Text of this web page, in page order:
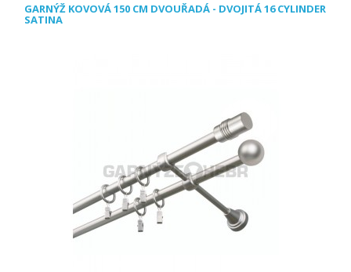
GARNÝŽ KOVOVÁ 150 CM DVOUŘADÁ - DVOJITÁ 16 CYLINDER
SATINA